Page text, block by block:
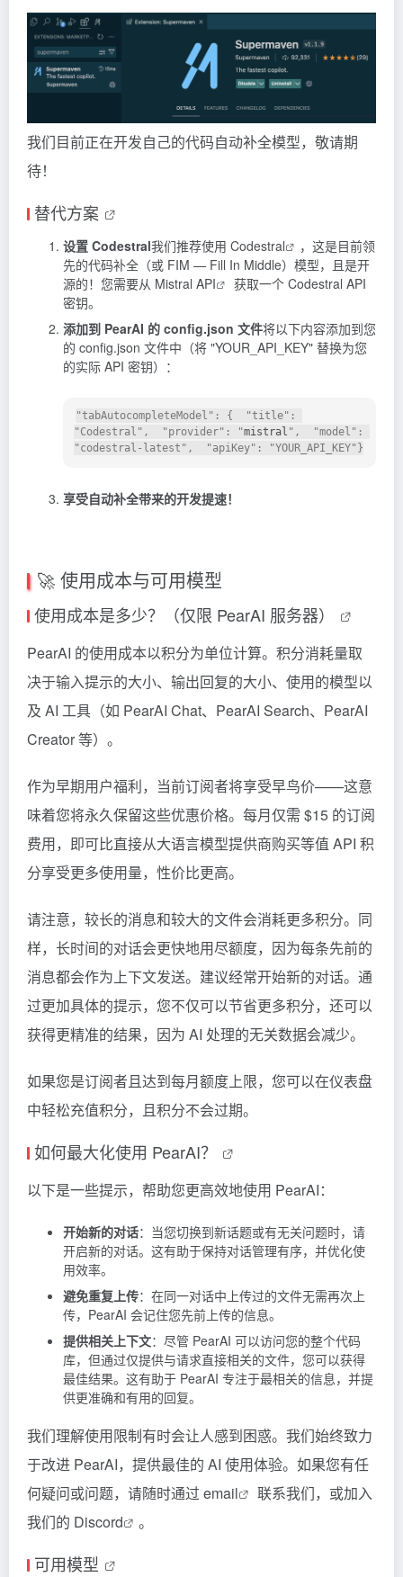
我们目前正在开发自己的代码自动补全模型，敬请期
待！
替代方案
设置 Codestral我们推荐使用 Codestral
，这是目前领
先的代码补全（或 FIM — Fill In Middle）模型，且是开
源的！您需要从 Mistral API
获取一个 Codestral API
密钥。
添加到 PearAI 的 config.json 文件将以下内容添加到您
的 config.json 文件中（将 "YOUR_API_KEY" 替换为您
的实际 API 密钥）：
"tabAutocompleteModel": {  "title":
"Codestral",  "provider": "mistral ",  "model":
享受自动补全带来的开发提速！
🚀 使用成本与可用模型
使用成本是多少？（仅限 PearAI 服务器）
PearAI 的使用成本以积分为单位计算。积分消耗量取
决于输入提示的大小、输出回复的大小、使用的模型以
及 AI 工具（如 PearAI Chat、PearAI Search、PearAI
Creator 等）。
作为早期用户福利，当前订阅者将享受早鸟价——这意
味着您将永久保留这些优惠价格。每月仅需 $15 的订阅
费用，即可比直接从大语言模型提供商购买等值 API 积
分享受更多使用量，性价比更高。
请注意，较长的消息和较大的文件会消耗更多积分。同
样，长时间的对话会更快地用尽额度，因为每条先前的
消息都会作为上下文发送。建议经常开始新的对话。通
过更加具体的提示，您不仅可以节省更多积分，还可以
获得更精准的结果，因为 AI 处理的无关数据会减少。
如果您是订阅者且达到每月额度上限，您可以在仪表盘
中轻松充值积分，且积分不会过期。
如何最大化使用 PearAI？
以下是一些提示，帮助您更高效地使用 PearAI：
开始新的对话：当您切换到新话题或有无关问题时，请
开启新的对话。这有助于保持对话管理有序，并优化使
用效率。
避免重复上传：在同一对话中上传过的文件无需再次上
传，PearAI 会记住您先前上传的信息。
提供相关上下文：尽管 PearAI 可以访问您的整个代码
库，但通过仅提供与请求直接相关的文件，您可以获得
最佳结果。这有助于 PearAI 专注于最相关的信息，并提
供更准确和有用的回复。
我们理解使用限制有时会让人感到困惑。我们始终致力
于改进 PearAI，提供最佳的 AI 使用体验。如果您有任
何疑问或问题，请随时通过 email
联系我们，或加入
我们的 Discord 。
可用模型